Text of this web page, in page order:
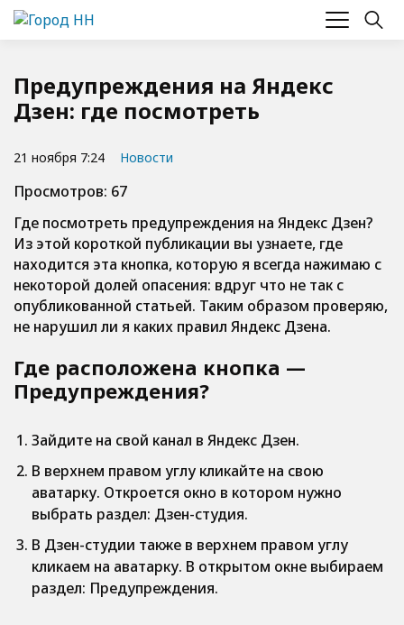
Предупреждения на Яндекс
Дзен: где посмотреть
21 ноября 7:24 Новости
Просмотров: 67
Где посмотреть предупреждения на Яндекс Дзен?
Из этой короткой публикации вы узнаете, где
находится эта кнопка, которую я всегда нажимаю с
некоторой долей опасения: вдруг что не так с
опубликованной статьей. Таким образом проверяю,
не нарушил ли я каких правил Яндекс Дзена.
Где расположена кнопка —
Предупреждения?
Зайдите на свой канал в Яндекс Дзен.
В верхнем правом углу кликайте на свою
аватарку. Откроется окно в котором нужно
выбрать раздел: Дзен-студия.
В Дзен-студии также в верхнем правом углу
кликаем на аватарку. В открытом окне выбираем
раздел: Предупреждения.